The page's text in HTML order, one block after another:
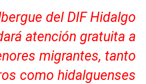
del DIF Hidalgo
atención gratuita a
migrantes, tanto
como hidalguenses